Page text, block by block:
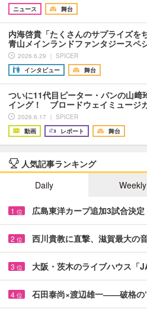
ニュース
舞台
内海啓貴「たくさんのサプライズを
青山メインランドファンタジースペ
2026.6.29 ｜ SPICER
インタビュー
舞台
ついに11代目ピーター・パンの山﨑
イング！ ブロードウェイミュージ
2026.6.17 ｜ SPICER
動画
レポート 舞台
人気記事ランキング
Daily
Weekly
1 位 広島東洋カープ追加3試合決
2 位 西川貴教に直撃、滋賀最大の
3 位 大阪・茨木のライブハウス
4 位 石田泰尚×渡辺雄一――破格